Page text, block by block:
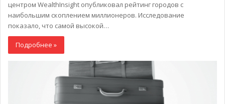
центром WealthInsight опубликовал рейтинг городов с
наибольшим скоплением миллионеров. Исследование
показало, что самой высокой…
Подробнее »